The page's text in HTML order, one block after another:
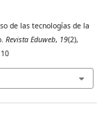
de las tecnologías de la
Revista Eduweb, 19(2),